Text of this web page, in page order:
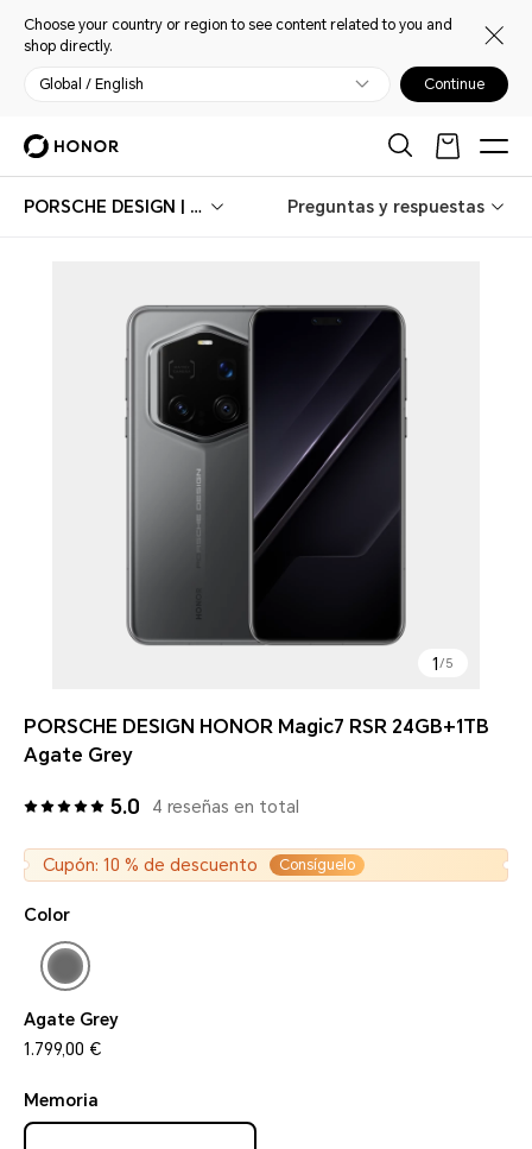
Choose your country or region to see content related to you and
shop directly.
Global / English Continue
PORSCHE DESIGN | HONOR Magic7 RSR Preguntas y respuestas
1 /5
PORSCHE DESIGN HONOR Magic7 RSR 24GB+1TB
Agate Grey
5.0 4 reseñas en total
Cupón: 10 % de descuento Consíguelo
Color
Agate Grey
1.799,00 €
Memoria